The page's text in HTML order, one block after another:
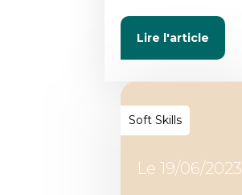
Lire l'article
Soft Skills
Le 19/06/2023